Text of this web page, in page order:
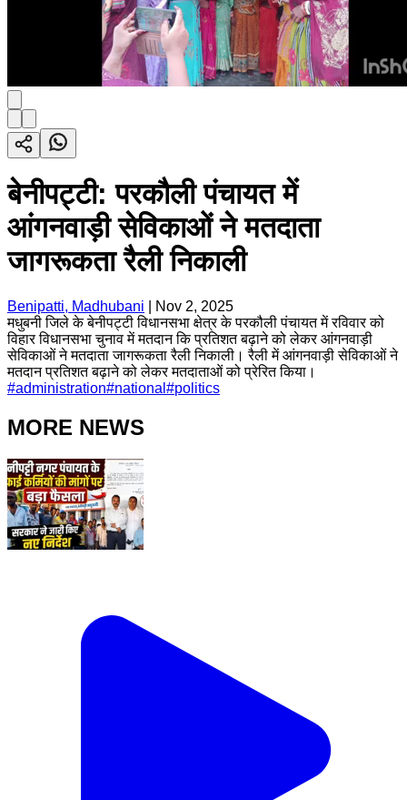
बेनीपट्टी: परकौली पंचायत में
आंगनवाड़ी सेविकाओं ने मतदाता
जागरूकता रैली निकाली
Benipatti, Madhubani
Nov 2, 2025
मधुबनी जिले के बेनीपट्टी विधानसभा क्षेत्र के परकौली पंचायत में रविवार को
विहार विधानसभा चुनाव में मतदान कि प्रतिशत बढ़ाने को लेकर आंगनवाड़ी
सेविकाओं ने मतदाता जागरूकता रैली निकाली। रैली में आंगनवाड़ी सेविकाओं ने
मतदान प्रतिशत बढ़ाने को लेकर मतदाताओं को प्रेरित किया।
#administration#national #politics
MORE NEWS